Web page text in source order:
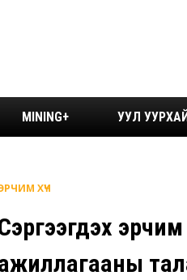
MINING+ УУЛ
ХҮЧ
эрчим